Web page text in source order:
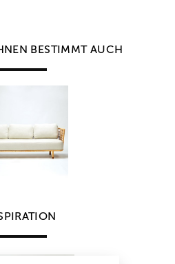
BESTIMMT AUCH